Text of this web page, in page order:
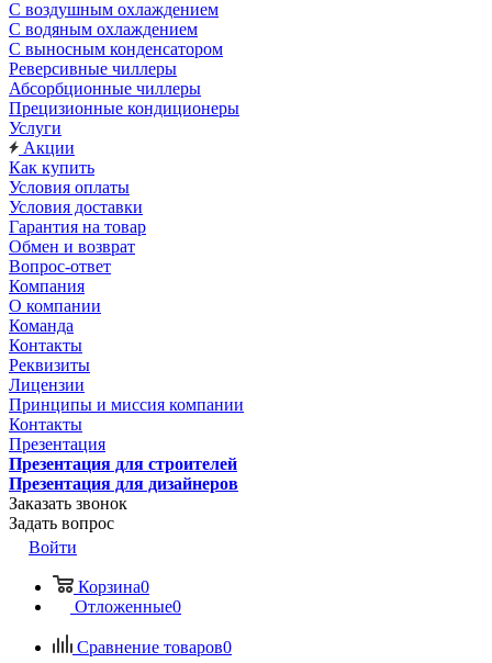
С воздушным охлаждением
С водяным охлаждением
С выносным конденсатором
Реверсивные чиллеры
Абсорбционные чиллеры
Прецизионные кондиционеры
Услуги
Акции
Как купить
Условия оплаты
Условия доставки
Гарантия на товар
Обмен и возврат
Вопрос-ответ
Компания
О компании
Команда
Контакты
Реквизиты
Лицензии
Принципы и миссия компании
Контакты
Презентация
Презентация для строителей
Презентация для дизайнеров
Заказать звонок
Задать вопрос
Войти
Корзина0
Отложенные0
Сравнение товаров0